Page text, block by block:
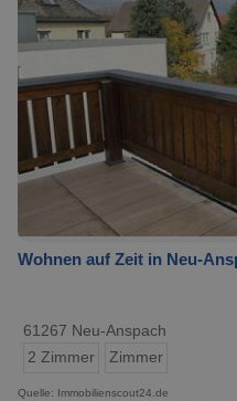
Wohnen auf Zeit in Neu-
61267 Neu-Anspach
2 Zimmer
Zimmer
Quelle: Immobilienscout24.de